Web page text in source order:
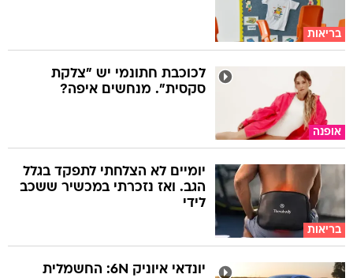
בריאות
אופנה
לכוכבת חתונמי יש "צלקת
סקסית". מנחשים איפה?
בריאות
יומיים לא הצלחתי לתפקד בגלל
הגב. ואז נזכרתי במכשיר ששכב
לידי
יונדאי איוניק 6N: החשמלית